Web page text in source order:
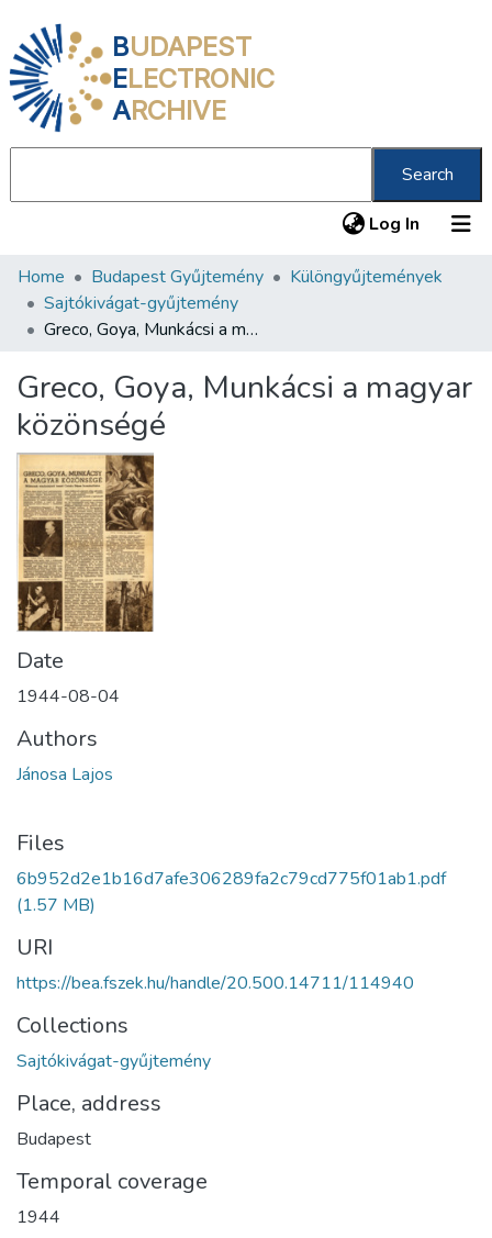
BUDAPEST
ELECTRONIC
ARCHIVE
Search
Log In (current)
Communities & Collections
All of DSpace
About us
Home Budapest Gyűjtemény
Különgyűjtemények
Sajtókivágat-gyűjtemény
Greco, Goya, Munkácsi a magyar közönségé
Greco, Goya, Munkácsi a magyar
közönségé
Date
1944-08-04
Authors
Jánosa Lajos
Files
6b952d2e1b16d7afe306289fa2c79cd775f01ab1.pdf
(1.57 MB)
URI
https://bea.fszek.hu/handle/20.500.14711/114940
Collections
Sajtókivágat-gyűjtemény
Place, address
Budapest
Temporal coverage
1944